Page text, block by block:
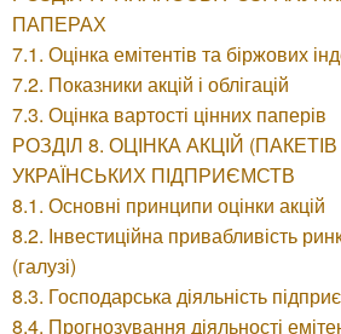
ПАПЕРАХ
7.1. Оцінка емітентів та біржових
7.2. Показники акцій і облігацій
7.3. Оцінка вартості цінних паперів
РОЗДІЛ 8. ОЦІНКА АКЦІЙ
УКРАЇНСЬКИХ ПІДПРИЄМСТВ
8.1. Основні принципи оцінки акцій
8.2. Інвестиційна привабливість
(галузі)
8.3. Господарська діяльність
8.4. Прогнозування діяльності